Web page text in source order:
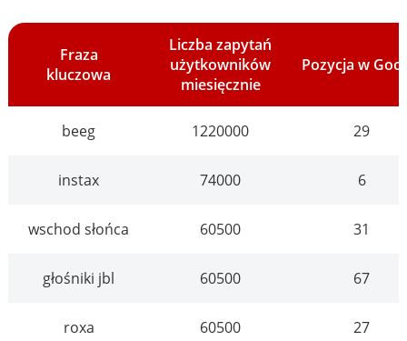
Fraza
kluczowa
Liczba zapytań
użytkowników
miesięcznie
Pozycja w
beeg 1220000 29
instax 74000 6
wschod słońca 60500 31
głośniki jbl 60500 67
roxa 60500 27